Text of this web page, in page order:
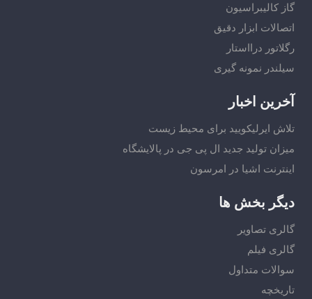
گاز کالیبراسیون
اتصالات ابزار دقیق
رگلاتور درااستار
سیلندر نمونه گیری
آخرین اخبار
تلاش ایرلیکویید برای محیط زیست
میزان تولید جدید ال پی جی در پالایشگاه
اینترنت اشیا در امرسون
دیگر بخش ها
گالری تصاویر
گالری فیلم
سوالات متداول
تاریخچه